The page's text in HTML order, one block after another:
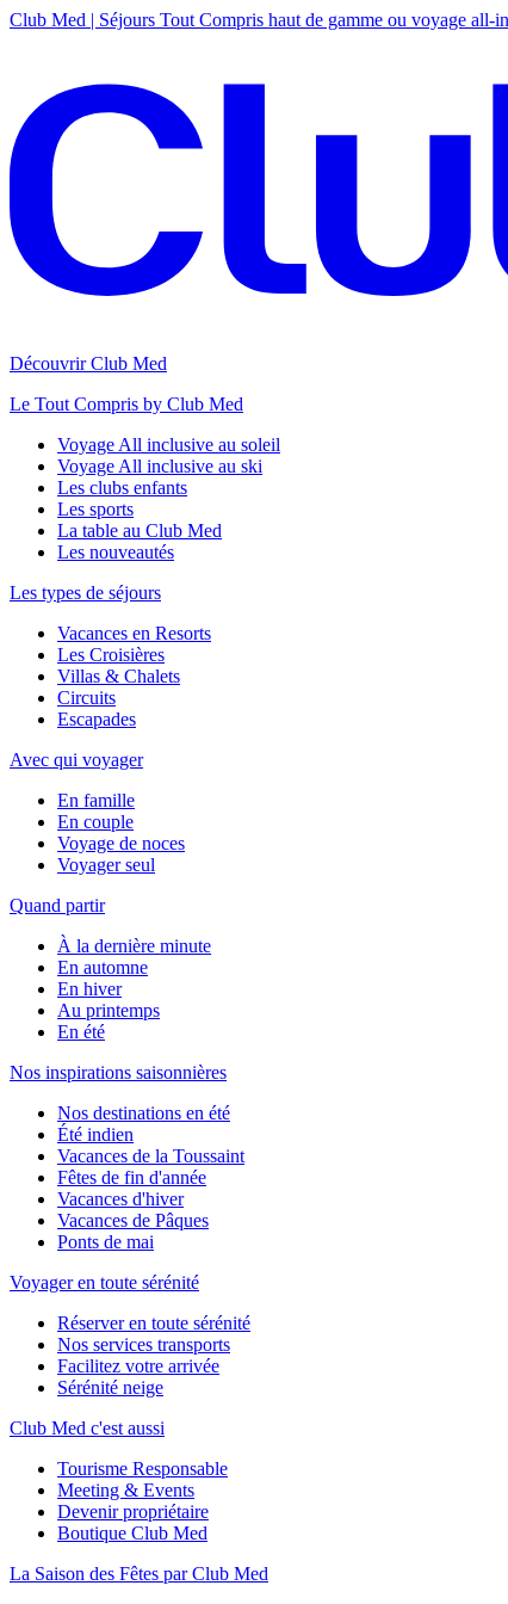
Club Med | Séjours Tout Compris haut de gamme ou voyage all-
Découvrir Club Med
Le Tout Compris by Club Med
Voyage All inclusive au soleil
Voyage All inclusive au ski
Les clubs enfants
Les sports
La table au Club Med
Les nouveautés
Les types de séjours
Vacances en Resorts
Les Croisières
Villas & Chalets
Circuits
Escapades
Avec qui voyager
En famille
En couple
Voyage de noces
Voyager seul
Quand partir
À la dernière minute
En automne
En hiver
Au printemps
En été
Nos inspirations saisonnières
Nos destinations en été
Été indien
Vacances de la Toussaint
Fêtes de fin d'année
Vacances d'hiver
Vacances de Pâques
Ponts de mai
Voyager en toute sérénité
Réserver en toute sérénité
Nos services transports
Facilitez votre arrivée
Sérénité neige
Club Med c'est aussi
Tourisme Responsable
Meeting & Events
Devenir propriétaire
Boutique Club Med
La Saison des Fêtes par Club Med